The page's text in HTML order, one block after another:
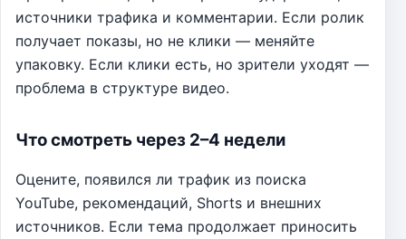
источники трафика и комментарии. Если ролик
получает показы, но не клики — меняйте
упаковку. Если клики есть, но зрители уходят —
проблема в структуре видео.
Что смотреть через 2–4 недели
Оцените, появился ли трафик из поиска
YouTube, рекомендаций, Shorts и внешних
источников. Если тема продолжает приносить